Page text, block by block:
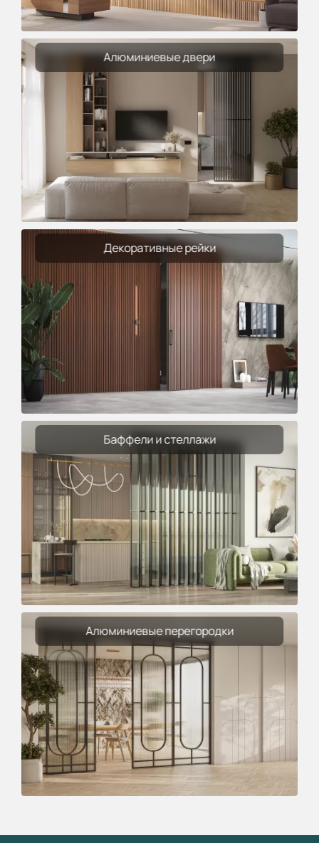
Алюминиевые двери
Декоративные рейки
Баффели и стеллажи
Алюминиевые перегородки